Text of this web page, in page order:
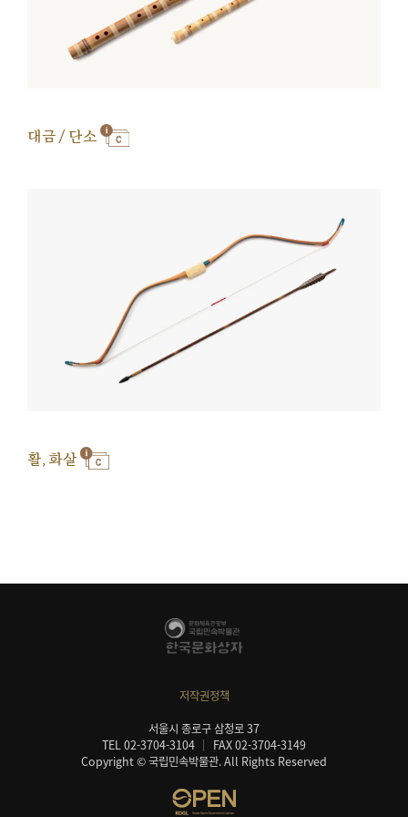
대금 / 단소
활, 화살
저작권정책
서울시 종로구 삼청로 37
TEL 02-3704-3104
FAX 02-3704-3149
Copyright © 국립민속박물관. All Rights Reserved